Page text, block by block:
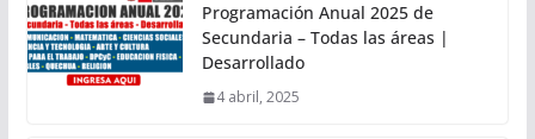
Programación Anual 2025 de
Secundaria – Todas las áreas |
Desarrollado
4 abril, 2025